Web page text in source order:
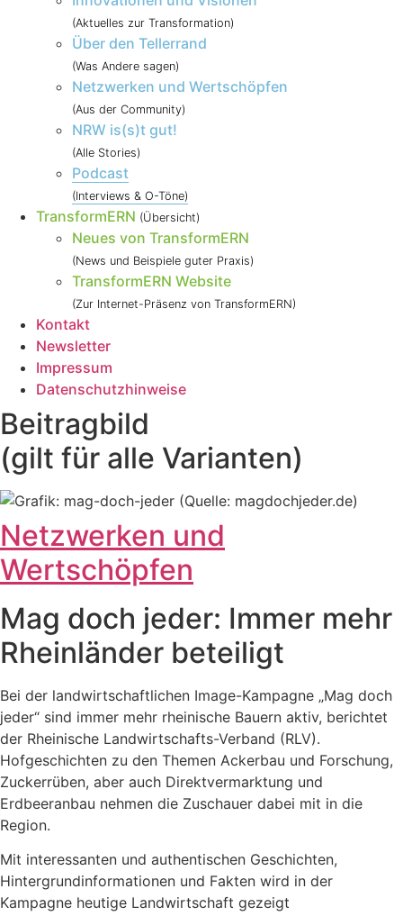
(Aktuelles zur Transformation)
Über den Tellerrand
(Was Andere sagen)
Netzwerken und Wertschöpfen
(Aus der Community)
NRW is(s)t gut!
(Alle Stories)
Podcast
(Interviews & O-Töne)
TransformERN (Übersicht)
Neues von TransformERN
(News und Beispiele guter Praxis)
TransformERN Website
(Zur Internet-Präsenz von TransformERN)
Kontakt
Newsletter
Impressum
Datenschutzhinweise
Beitragbild
(gilt für alle Varianten)
Netzwerken und
Wertschöpfen
Mag doch jeder: Immer mehr
Rheinländer beteiligt
Bei der landwirtschaftlichen Image-Kampagne „Mag doch
jeder“ sind immer mehr rheinische Bauern aktiv, berichtet
der Rheinische Landwirtschafts-Verband (RLV).
Hofgeschichten zu den Themen Ackerbau und Forschung,
Zuckerrüben, aber auch Direktvermarktung und
Erdbeeranbau nehmen die Zuschauer dabei mit in die
Region.
Mit interessanten und authentischen Geschichten,
Hintergrundinformationen und Fakten wird in der
Kampagne heutige Landwirtschaft gezeigt